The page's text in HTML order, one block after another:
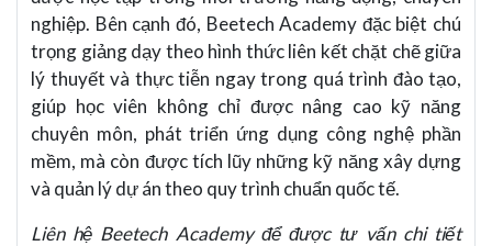
nghiệp. Bên cạnh đó, Beetech Academy đặc biệt chú
trọng giảng dạy theo hình thức liên kết chặt chẽ giữa
lý thuyết và thực tiễn ngay trong quá trình đào tạo,
giúp học viên không chỉ được nâng cao kỹ năng
chuyên môn, phát triển ứng dụng công nghệ phần
mềm, mà còn được tích lũy những kỹ năng xây dựng
và quản lý dự án theo quy trình chuẩn quốc tế.
Liên hệ Beetech Academy để được tư vấn chi tiết